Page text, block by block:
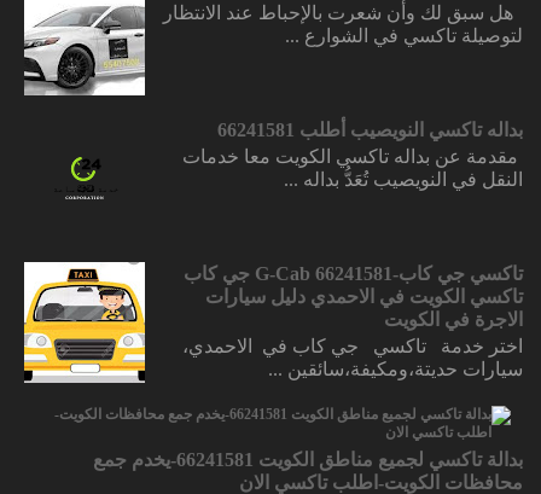
هل سبق لك وأن شعرت بالإحباط عند الانتظار
لتوصيلة تاكسي في الشوارع ...
بداله تاكسي النويصيب أطلب 66241581
مقدمة عن بداله تاكسي الكويت معا خدمات
النقل في النويصيب تُعَدُّ بداله ...
تاكسي جي كاب-66241581 G-Cab جي كاب
تاكسي الكويت في الاحمدي دليل سيارات
الاجرة في الكويت
اختر خدمة تاكسي جي كاب في الاحمدي،
سيارات حديتة،ومكيفة،سائقين ...
بدالة تاكسي لجميع مناطق الكويت 66241581-يخدم جمع
محافظات الكويت-اطلب تاكسي الان